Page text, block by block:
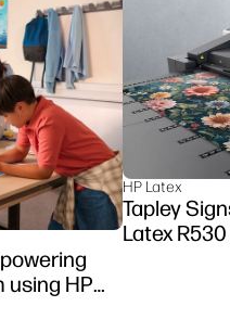
using HP
HP Latex
Tapley
Latex